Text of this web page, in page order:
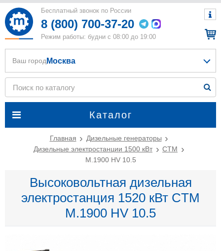
Бесплатный звонок по России
8 (800) 700-37-20
Режим работы: будни с 08:00 до 19:00
Каталог
Ваш город Москва
Главная
Дизельные генераторы
Дизельные электростанции 1500 кВт
CTM
M.1900 HV 10.5
Высоковольтная дизельная
электростанция 1520 кВт CTM
M.1900 HV 10.5